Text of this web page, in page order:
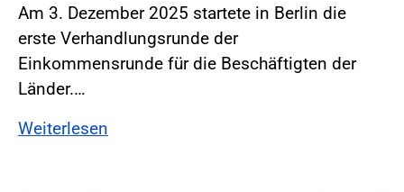
Am 3. Dezember 2025 startete in Berlin die
erste Verhandlungsrunde der
Einkommensrunde für die Beschäftigten der
Länder.…
Weiterlesen